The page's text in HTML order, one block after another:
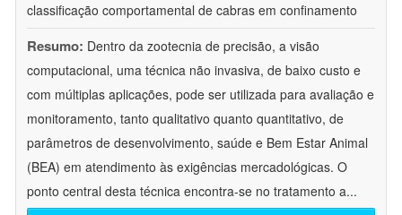
classificação comportamental de cabras em confinamento
Resumo: Dentro da zootecnia de precisão, a visão
computacional, uma técnica não invasiva, de baixo custo e
com múltiplas aplicações, pode ser utilizada para avaliação e
monitoramento, tanto qualitativo quanto quantitativo, de
parâmetros de desenvolvimento, saúde e Bem Estar Animal
(BEA) em atendimento às exigências mercadológicas. O
ponto central desta técnica encontra-se no tratamento a...